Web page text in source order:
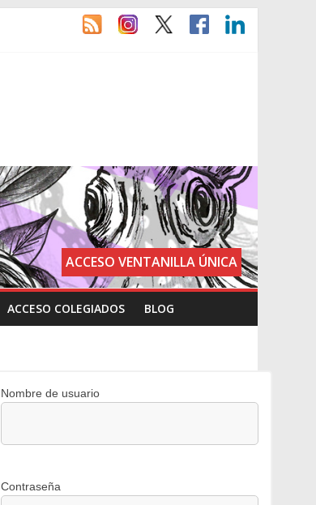
ACCESO VENTANILLA ÚNICA
ACCESO COLEGIADOS BLOG
Nombre de usuario
Contraseña